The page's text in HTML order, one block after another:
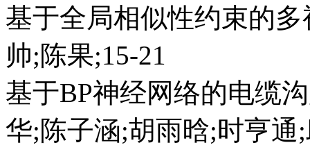
基于全局相似性约束的
帅;陈果;15-21
基于BP神经网络的电缆
华;陈子涵;胡雨晗;时亨